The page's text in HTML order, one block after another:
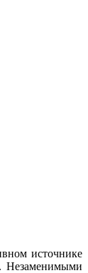
источнике
Незаменимыми